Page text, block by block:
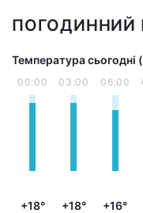
ПОГОДИННИЙ
Температура сьогодні
00:00
+18°
03:00
+18°
06:00
+16°